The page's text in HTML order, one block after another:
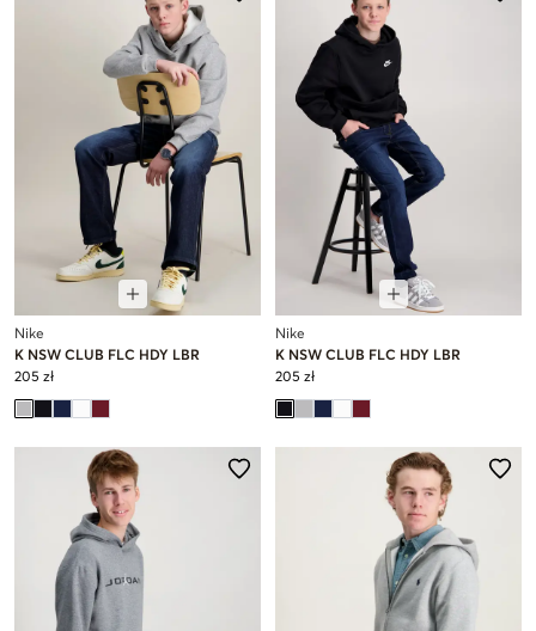
Nike
K NSW CLUB FLC HDY LBR
205 zł
Nike
K NSW CLUB FLC HDY LBR
205 zł